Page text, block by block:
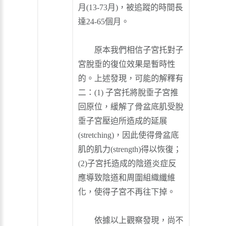
月(13-73月)，被追蹤的時間長
達24-65個月。
原本我們相信子宮托對子
宮脫垂的復位效果是暫時性
的。上述發現，可能的解釋有
二：(1) 子宮托將脫垂子宮推
回原位，緩解了骨盆底肌受脫
垂子宮壓迫所造成的延展
(stretching)，因此使得骨盆底
肌的肌力(strength)得以恢復；
(2)子宮托造成的陰道炎症反
應導致陰道和周圍組織纖維
化，使得子宮不再往下掉。
依據以上觀察發現，尚不